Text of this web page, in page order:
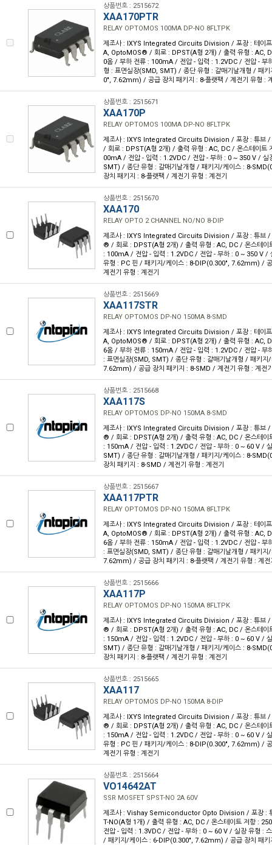
상품번호 : 2515672
XAA170PTR
RELAY OPTOMOS 100MA DP-NO 8FLTPK
제조사 : IXYS Integrated Circuits Division / 포장 : 테이
A, OptoMOS® / 회로 : DPST(A형 2개) / 출력 유형 : AC,
0옴 / 부하 전류 : 100mA / 전압 - 입력 : 1.2VDC / 전압 - 부
형 : 표면실장(SMD, SMT) / 종단 유형 : 갈매기날개형 / 패
0", 7.62mm) / 공급 장치 패키지 : 8-플랫팩 / 계전기 유형 :
상품번호 : 2515671
XAA170P
RELAY OPTOMOS 100MA DP-NO 8FLTPK
제조사 : IXYS Integrated Circuits Division / 포장 : 튜브
/ 회로 : DPST(A형 2개) / 출력 유형 : AC, DC / 온스테이트
00mA / 전압 - 입력 : 1.2VDC / 전압 - 부하 : 0 ~ 350 V / 실
SMT) / 종단 유형 : 갈매기날개형 / 패키지/케이스 : 8-
장치 패키지 : 8-플랫팩 / 계전기 유형 : 계전기
상품번호 : 2515670
XAA170
RELAY OPTO 2 CHANNEL NO/NO 8-DIP
제조사 : IXYS Integrated Circuits Division / 포장 : 튜브 /
® / 회로 : DPST(A형 2개) / 출력 유형 : AC, DC / 온스테이
: 100mA / 전압 - 입력 : 1.2VDC / 전압 - 부하 : 0 ~ 350 V /
유형 : PC 핀 / 패키지/케이스 : 8-DIP(0.300", 7.62mm) /
계전기 유형 : 계전기
상품번호 : 2515669
XAA117STR
RELAY OPTOMOS DP-NO 150MA 8-SMD
제조사 : IXYS Integrated Circuits Division / 포장 : 테이
A, OptoMOS® / 회로 : DPST(A형 2개) / 출력 유형 : AC,
6옴 / 부하 전류 : 150mA / 전압 - 입력 : 1.2VDC / 전압 - 부
: 표면실장(SMD, SMT) / 종단 유형 : 갈매기날개형 / 패키
7.62mm) / 공급 장치 패키지 : 8-SMD / 계전기 유형 : 계전
상품번호 : 2515668
XAA117S
RELAY OPTOMOS DP-NO 150MA 8-SMD
제조사 : IXYS Integrated Circuits Division / 포장 : 튜브 /
® / 회로 : DPST(A형 2개) / 출력 유형 : AC, DC / 온스테이
: 150mA / 전압 - 입력 : 1.2VDC / 전압 - 부하 : 0 ~ 60 V /
SMT) / 종단 유형 : 갈매기날개형 / 패키지/케이스 : 8-
장치 패키지 : 8-SMD / 계전기 유형 : 계전기
상품번호 : 2515667
XAA117PTR
RELAY OPTOMOS DP-NO 150MA 8FLTPK
제조사 : IXYS Integrated Circuits Division / 포장 : 테이
A, OptoMOS® / 회로 : DPST(A형 2개) / 출력 유형 : AC,
6옴 / 부하 전류 : 150mA / 전압 - 입력 : 1.2VDC / 전압 - 부
: 표면실장(SMD, SMT) / 종단 유형 : 갈매기날개형 / 패키
7.62mm) / 공급 장치 패키지 : 8-플랫팩 / 계전기 유형 : 계전
상품번호 : 2515666
XAA117P
RELAY OPTOMOS DP-NO 150MA 8FLTPK
제조사 : IXYS Integrated Circuits Division / 포장 : 튜브 /
® / 회로 : DPST(A형 2개) / 출력 유형 : AC, DC / 온스테이
: 150mA / 전압 - 입력 : 1.2VDC / 전압 - 부하 : 0 ~ 60 V /
SMT) / 종단 유형 : 갈매기날개형 / 패키지/케이스 : 8-
장치 패키지 : 8-플랫팩 / 계전기 유형 : 계전기
상품번호 : 2515665
XAA117
RELAY OPTOMOS DP-NO 150MA 8-DIP
제조사 : IXYS Integrated Circuits Division / 포장 : 튜브 /
® / 회로 : DPST(A형 2개) / 출력 유형 : AC, DC / 온스테이
: 150mA / 전압 - 입력 : 1.2VDC / 전압 - 부하 : 0 ~ 60 V /
유형 : PC 핀 / 패키지/케이스 : 8-DIP(0.300", 7.62mm) /
계전기 유형 : 계전기
상품번호 : 2515664
VO14642AT
SSR MOSFET SPST-NO 2A 60V
제조사 : Vishay Semiconductor Opto Division / 포장 :
T-NO(A형 1개) / 출력 유형 : AC, DC / 온스테이트 저항 :
전압 - 입력 : 1.3VDC / 전압 - 부하 : 0 ~ 60 V / 실장 유형 :
/ 패키지/케이스 : 6-DIP(0.300", 7.62mm) / 공급 장치 패키